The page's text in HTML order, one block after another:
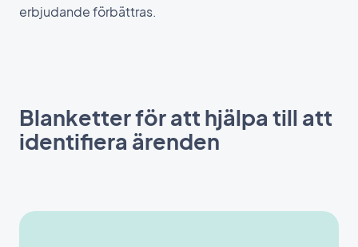
erbjudande förbättras.
Blanketter för att hjälpa till att
identifiera ärenden